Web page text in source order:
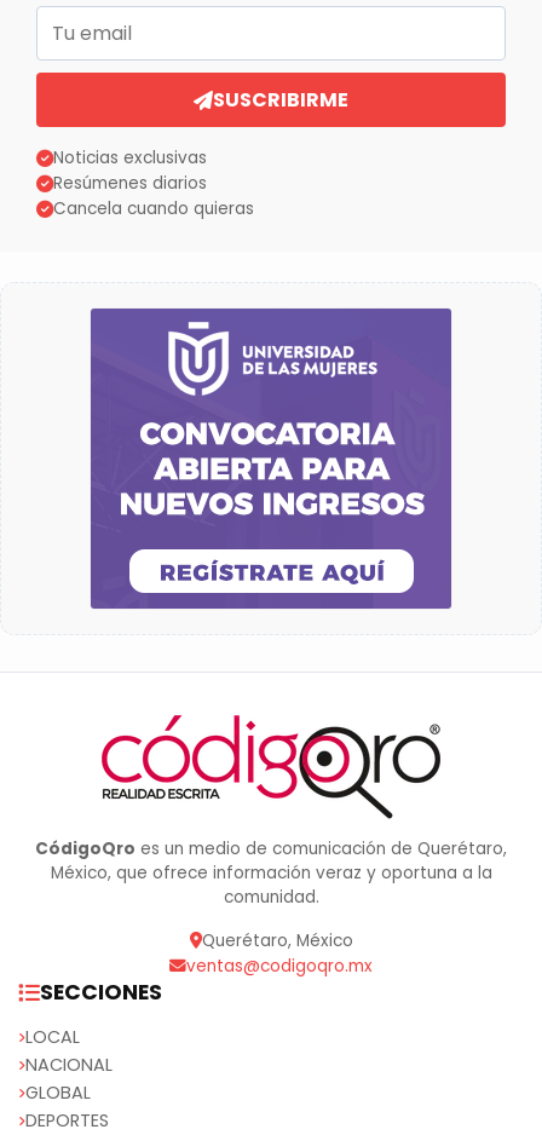
Correo electrónico
SUSCRIBIRME
Noticias exclusivas
Resúmenes diarios
Cancela cuando quieras
CódigoQro es un medio de comunicación de Querétaro,
México, que ofrece información veraz y oportuna a la
comunidad.
Querétaro, México
ventas@codigoqro.mx
SECCIONES
LOCAL
NACIONAL
GLOBAL
DEPORTES